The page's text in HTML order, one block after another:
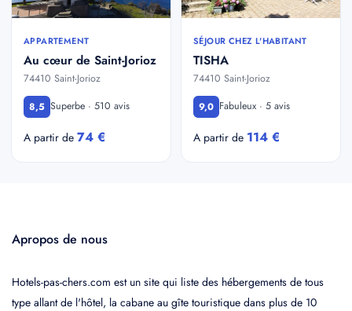
APPARTEMENT
Au cœur de Saint-Jorioz
74410 Saint-Jorioz
8,5 Superbe · 510 avis
A partir de 74 €
SÉJOUR CHEZ L'HABITANT
TISHA
74410 Saint-Jorioz
9,0 Fabuleux · 5 avis
A partir de 114 €
Apropos de nous
Hotels-pas-chers.com est un site qui liste des hébergements de tous
type allant de l'hôtel, la cabane au gîte touristique dans plus de 10